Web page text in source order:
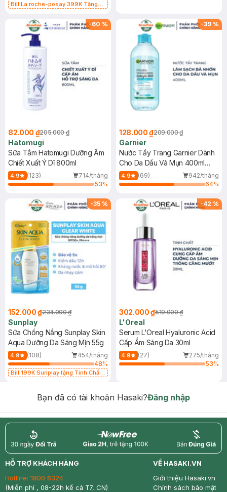
Bill La roche-posay 399K Tặng
(SL có hạn)
-60 %
82.000 ₫205.000 ₫
Hatomugi
Sữa Tắm Hatomugi Dưỡng Ẩm
Chiết Xuất Ý Dĩ 800ml
4.9 (123)
714/tháng
53%
-39 %
128.000 ₫209.000 ₫
Garnier
Nước Tẩy Trang Garnier Dành
Cho Da Dầu Và Mụn 400ml
(Mới)
4.9 (69)
942/tháng
64%
-35 %
152.000 ₫234.000 ₫
Sunplay
Sữa Chống Nắng Sunplay Skin
Aqua Dưỡng Da Sáng Mịn 55g
4.9 (108)
454/tháng
48%
Bill 199K Sunplay tặng Tinh Chất
-42 %
302.000 ₫519.000 ₫
L'Oreal
Serum L'Oreal Hyaluronic Acid
Cấp Ẩm Sáng Da 30ml
4.9 (27)
275/tháng
53%
Bạn đã có tài khoản Hasaki?Đăng nhập
return nowfree price
HỖ TRỢ KHÁCH HÀNG
Hotline: 1800 6324
(Miễn phí , 08-22h kể cả T7, CN)
VỀ HASAKI.VN
Giới thiệu Hasaki.vn
Chính sách bảo mật